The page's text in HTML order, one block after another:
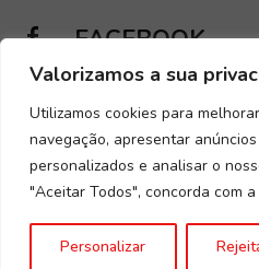
Valorizamos a sua
Utilizamos cookies para
navegação, apresentar
personalizados e analisar o
"Aceitar Todos", concorda com
Personalizar
FACEBOOK
INSTAGRAM
Desenvolvido porDigital Spirit.
Privacidade